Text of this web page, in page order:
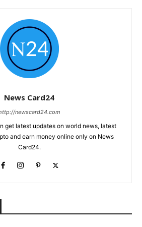
News Card24
newscard24.com
get latest updates on world news, latest
and earn money online only on News
Card24.